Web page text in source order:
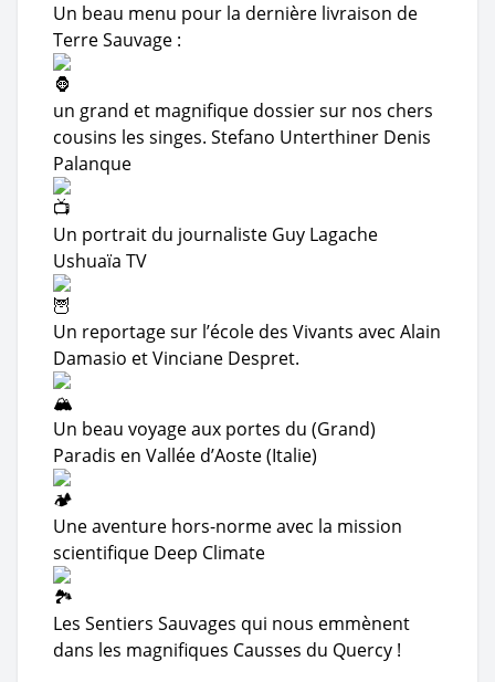
Un beau menu pour la dernière livraison de
Terre Sauvage :
un grand et magnifique dossier sur nos chers
cousins les singes. Stefano Unterthiner Denis
Palanque
Un portrait du journaliste Guy Lagache
Ushuaïa TV
Un reportage sur l’école des Vivants avec Alain
Damasio et Vinciane Despret.
Un beau voyage aux portes du (Grand)
Paradis en Vallée d’Aoste (Italie)
Une aventure hors-norme avec la mission
scientifique Deep Climate
Les Sentiers Sauvages qui nous emmènent
dans les magnifiques Causses du Quercy !